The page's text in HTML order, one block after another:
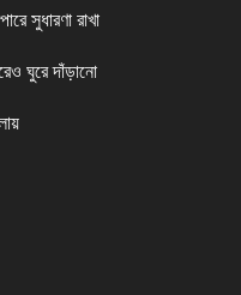
সুধারণা রাখা
ঘুরে দাঁড়ানো